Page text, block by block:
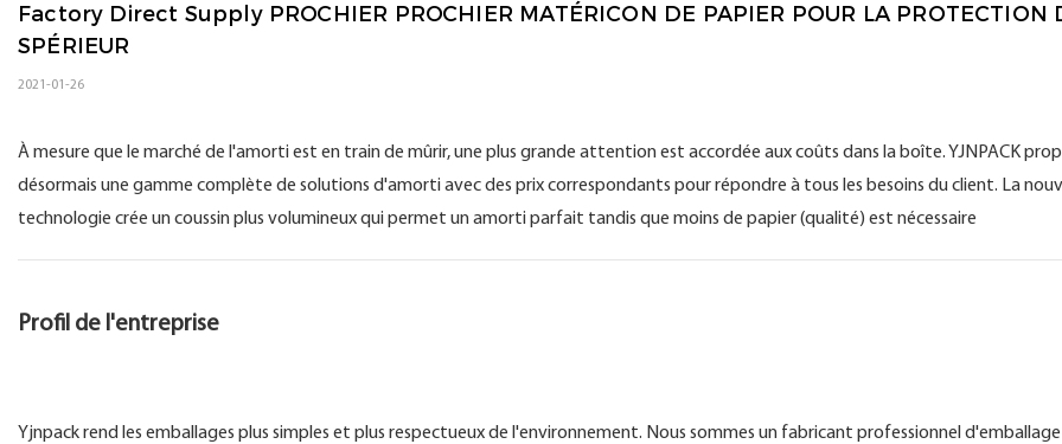
Factory Direct Supply PROCHIER PROCHIER MATÉRICON DE PAPIER POUR LA PROTECTION
SPÉRIEUR
2021-01-26
À mesure que le marché de l'amorti est en train de mûrir, une plus grande attention est accordée aux coûts dans la boîte. YJNPACK
désormais une gamme complète de solutions d'amorti avec des prix correspondants pour répondre à tous les besoins du client. La
technologie crée un coussin plus volumineux qui permet un amorti parfait tandis que moins de papier (qualité) est nécessaire
Profil de l'entreprise
Yjnpack rend les emballages plus simples et plus respectueux de l'environnement. Nous sommes un fabricant professionnel